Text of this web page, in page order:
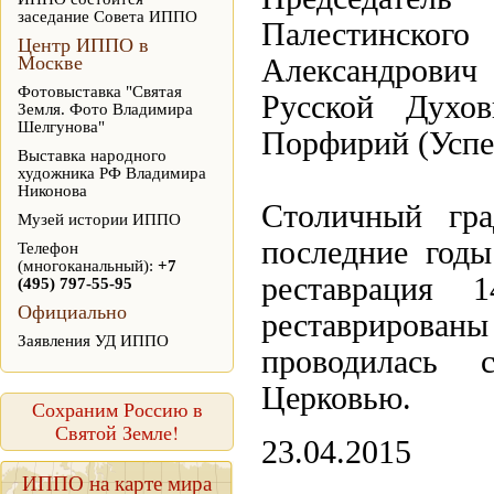
заседание Совета ИППО
Центр ИППО в
Москве
Фотовыставка "Святая
Земля. Фото Владимира
Шелгунова"
Выставка народного
художника РФ Владимира
Никонова
Музей истории ИППО
Телефон
(многоканальный): +7
(495) 797-55-95
Официально
Заявления УД ИППО
Сохраним Россию в
Святой Земле!
ИППО на карте мира
Русской
Порфирий
Столичный
последние
проводилась
Церковью.
23.04.2015